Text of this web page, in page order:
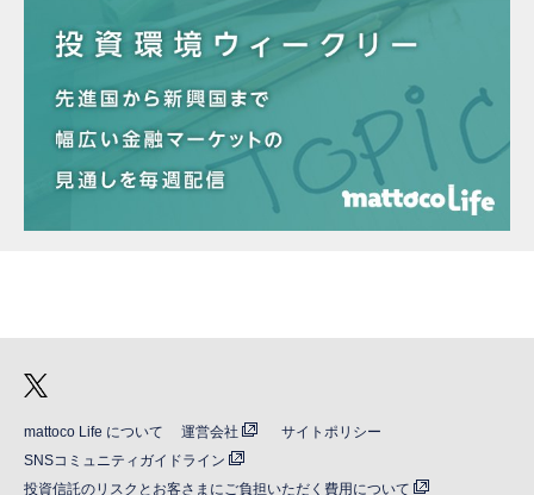
mattoco Life について 運営会社
サイトポリシー
SNSコミュニティガイドライン
投資信託のリスクとお客さまにご負担いただく費用について